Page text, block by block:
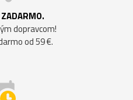
dopravcom!
od 59 €.